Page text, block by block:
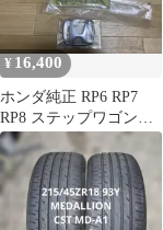
¥ 16,400
ホンダ純正 RP6 RP7
RP8 ステップワゴン
SPADA エンブレムセッ
ト